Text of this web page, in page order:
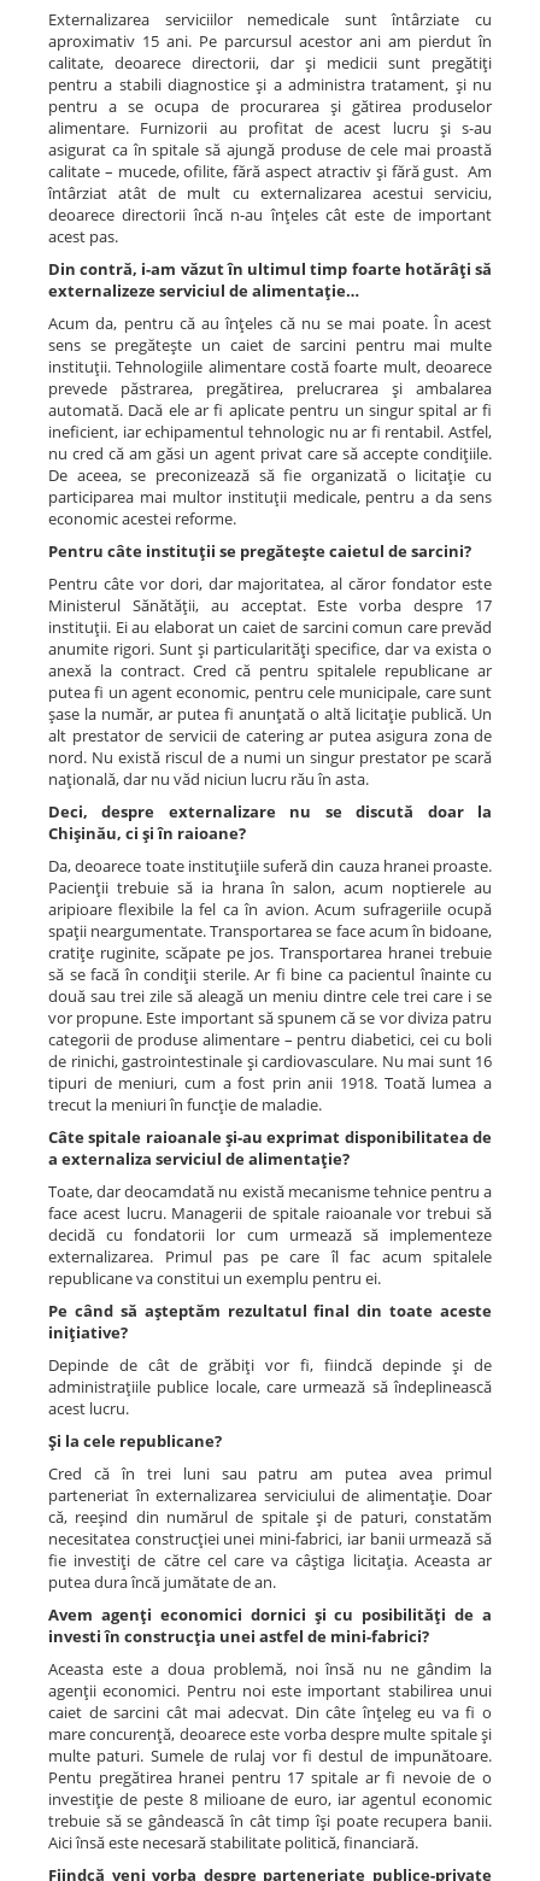
Externalizarea serviciilor nemedicale sunt întârziate cu
aproximativ 15 ani. Pe parcursul acestor ani am pierdut în
calitate, deoarece directorii, dar şi medicii sunt pregătiţi
pentru a stabili diagnostice şi a administra tratament, şi nu
pentru a se ocupa de procurarea şi gătirea produselor
alimentare. Furnizorii au profitat de acest lucru şi s-au
asigurat ca în spitale să ajungă produse de cele mai proastă
calitate – mucede, ofilite, fără aspect atractiv şi fără gust. Am
întârziat atât de mult cu externalizarea acestui serviciu,
deoarece directorii încă n-au înţeles cât este de important
acest pas.
Din contră, i-am văzut în ultimul timp foarte hotărâţi să
externalizeze serviciul de alimentaţie…
Acum da, pentru că au înţeles că nu se mai poate. În acest
sens se pregăteşte un caiet de sarcini pentru mai multe
instituţii. Tehnologiile alimentare costă foarte mult, deoarece
prevede păstrarea, pregătirea, prelucrarea şi ambalarea
automată. Dacă ele ar fi aplicate pentru un singur spital ar fi
ineficient, iar echipamentul tehnologic nu ar fi rentabil. Astfel,
nu cred că am găsi un agent privat care să accepte condiţiile.
De aceea, se preconizează să fie organizată o licitaţie cu
participarea mai multor instituţii medicale, pentru a da sens
economic acestei reforme.
Pentru câte instituţii se pregăteşte caietul de sarcini?
Pentru câte vor dori, dar majoritatea, al căror fondator este
Ministerul Sănătăţii, au acceptat. Este vorba despre 17
instituţii. Ei au elaborat un caiet de sarcini comun care prevăd
anumite rigori. Sunt şi particularităţi specifice, dar va exista o
anexă la contract. Cred că pentru spitalele republicane ar
putea fi un agent economic, pentru cele municipale, care sunt
şase la număr, ar putea fi anunţată o altă licitaţie publică. Un
alt prestator de servicii de catering ar putea asigura zona de
nord. Nu există riscul de a numi un singur prestator pe scară
naţională, dar nu văd niciun lucru rău în asta.
Deci, despre externalizare nu se discută doar la
Chişinău, ci şi în raioane?
Da, deoarece toate instituţiile suferă din cauza hranei proaste.
Pacienţii trebuie să ia hrana în salon, acum noptierele au
aripioare flexibile la fel ca în avion. Acum sufrageriile ocupă
spaţii neargumentate. Transportarea se face acum în bidoane,
cratiţe ruginite, scăpate pe jos. Transportarea hranei trebuie
să se facă în condiţii sterile. Ar fi bine ca pacientul înainte cu
două sau trei zile să aleagă un meniu dintre cele trei care i se
vor propune. Este important să spunem că se vor diviza patru
categorii de produse alimentare – pentru diabetici, cei cu boli
de rinichi, gastrointestinale şi cardiovasculare. Nu mai sunt 16
tipuri de meniuri, cum a fost prin anii 1918. Toată lumea a
trecut la meniuri în funcţie de maladie.
Câte spitale raioanale şi-au exprimat disponibilitatea de
a externaliza serviciul de alimentaţie?
Toate, dar deocamdată nu există mecanisme tehnice pentru a
face acest lucru. Managerii de spitale raioanale vor trebui să
decidă cu fondatorii lor cum urmează să implementeze
externalizarea. Primul pas pe care îl fac acum spitalele
republicane va constitui un exemplu pentru ei.
Pe când să aşteptăm rezultatul final din toate aceste
iniţiative?
Depinde de cât de grăbiţi vor fi, fiindcă depinde şi de
administraţiile publice locale, care urmează să îndeplinească
acest lucru.
Şi la cele republicane?
Cred că în trei luni sau patru am putea avea primul
parteneriat în externalizarea serviciului de alimentaţie. Doar
că, reeşind din numărul de spitale şi de paturi, constatăm
necesitatea construcţiei unei mini-fabrici, iar banii urmează să
fie investiţi de către cel care va câştiga licitaţia. Aceasta ar
putea dura încă jumătate de an.
Avem agenţi economici dornici şi cu posibilităţi de a
investi în construcţia unei astfel de mini-fabrici?
Aceasta este a doua problemă, noi însă nu ne gândim la
agenţii economici. Pentru noi este important stabilirea unui
caiet de sarcini cât mai adecvat. Din câte înţeleg eu va fi o
mare concurenţă, deoarece este vorba despre multe spitale şi
multe paturi. Sumele de rulaj vor fi destul de impunătoare.
Pentu pregătirea hranei pentru 17 spitale ar fi nevoie de o
investiţie de peste 8 milioane de euro, iar agentul economic
trebuie să se gândească în cât timp îşi poate recupera banii.
Aici însă este necesară stabilitate politică, financiară.
Fiindcă veni vorba despre parteneriate publice-private